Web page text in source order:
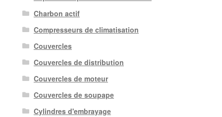
Charbon actif
Compresseurs de climatisation
Couvercles
Couvercles de distribution
Couvercles de moteur
Couvercles de soupape
Cylindres d'embrayage